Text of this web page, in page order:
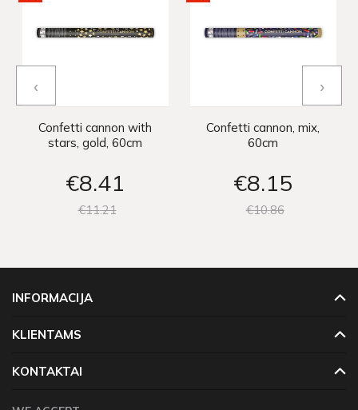
Confetti cannon with
stars, gold, 60cm
€8 41
€1121
Confetti cannon, mix,
60cm
€8 15
€1086
‹ ›
INFORMACIJA
KLIENTAMS
KONTAKTAI